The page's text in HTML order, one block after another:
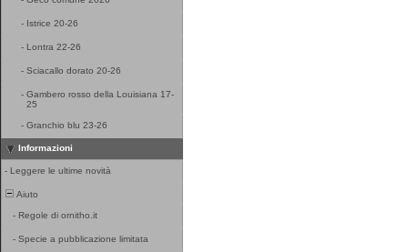
- Istrice 20-26
- Lontra 22-26
- Sciacallo dorato 20-26
- Gambero rosso della Louisiana 17-
25
- Granchio blu 23-26
Informazioni
- Leggere le ultime novità
Aiuto
- Regole di ornitho.it
- Specie a pubblicazione limitata